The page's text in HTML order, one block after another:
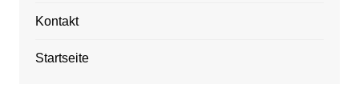
Kontakt
Startseite